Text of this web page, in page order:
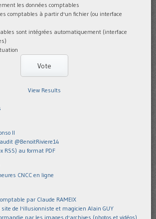
les données comptables
comptables à partir d'un fichier (ou interface
sont intégrées automatiquement (interface
View Results
II
@BenoitRiviere14
RSS) au format PDF
CNCC en ligne
par Claude RAMEIX
de l'illusionniste et magicien Alain GUY
par les images d'archives (photos et vidéos)